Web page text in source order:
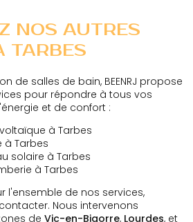
NOS AUTRES
TARBES
de salles de bain, BEENRJ propose
pour répondre à tous vos
et de confort :
à Tarbes
à Tarbes
solaire à Tarbes
à Tarbes
l'ensemble de nos services,
Nous intervenons
de Vic-en-Bigorre, Lourdes, et